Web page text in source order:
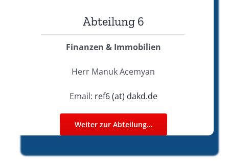
Abteilung 6
Finanzen & Immobilien
Herr Manuk Acemyan
Email: ref6 (at) dakd.de
Weiter zur Abteilung…